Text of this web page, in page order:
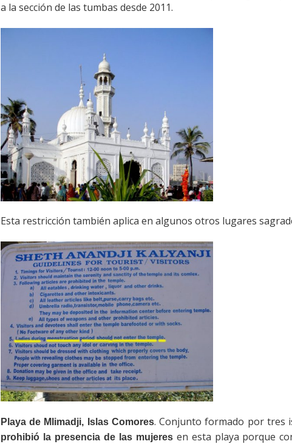
a la sección de las tumbas desde 2011.
Esta restricción también aplica en algunos otros lugares
Playa de Mlimadji, Islas Comores. Conjunto formado por tres
prohibió la presencia de las mujeresen esta playa porque